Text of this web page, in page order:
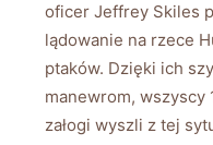
oficer Jeffrey Skiles
lądowanie⁣ na rzece
ptaków. Dzięki ich
manewrom,⁣ wszyscy
załogi⁢ wyszli ⁤z tej